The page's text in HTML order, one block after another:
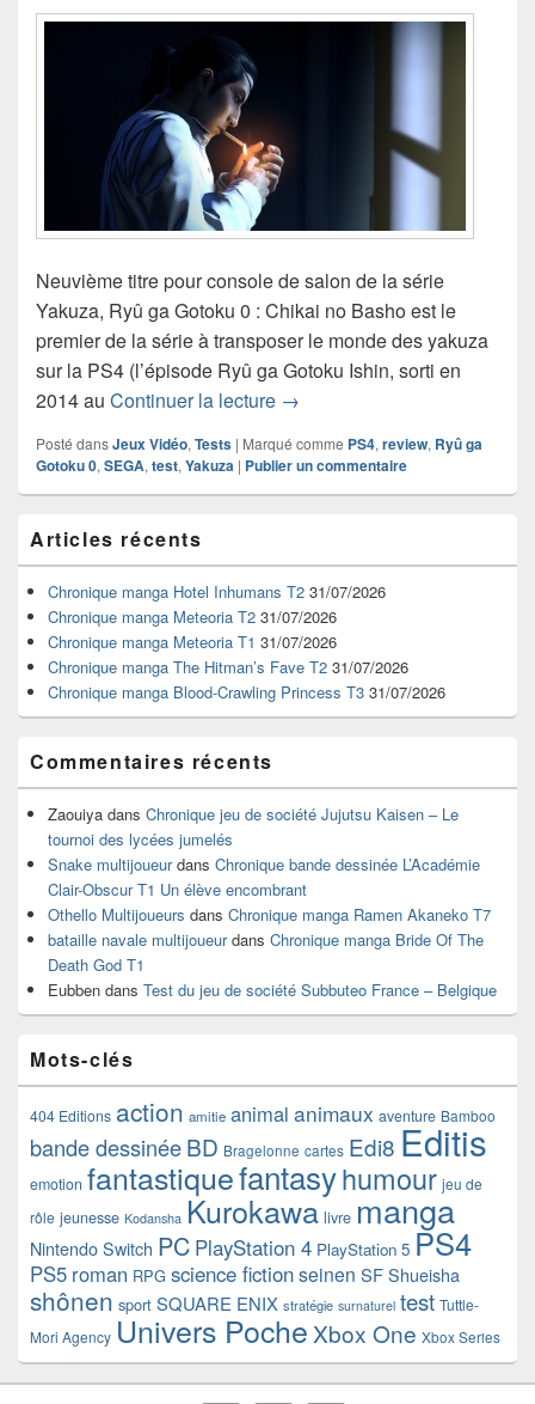
Neuvième titre pour console de salon de la série
Yakuza, Ryû ga Gotoku 0 : Chikai no Basho est le
premier de la série à transposer le monde des yakuza
sur la PS4 (l’épisode Ryû ga Gotoku Ishin, sorti en
2014 au Continuer la lecture Test de Yakuza 0 / Ryû ga
→
Posté dansJeux Vidéo, Tests | Marqué comme PS4, review, Ryû ga
Gotoku 0, SEGA, test, Yakuza | Publier un commentaire
principale
de
widget
pour
barre
latérale
Articles récents
Chronique manga Hotel Inhumans T2 31/07/2026
Chronique manga Meteoria T2 31/07/2026
Chronique manga Meteoria T1 31/07/2026
Chronique manga The Hitman’s Fave T2 31/07/2026
Chronique manga Blood-Crawling Princess T3 31/07/2026
Commentaires récents
Zaouiya dans Chronique jeu de société Jujutsu Kaisen – Le
tournoi des lycées jumelés
Snake multijoueurdans Chronique bande dessinée L’Académie
Clair-Obscur T1 Un élève encombrant
Othello Multijoueurs dans Chronique manga Ramen Akaneko T7
bataille navale multijoueurdans Chronique manga Bride Of The
Death God T1
Eubben dans Test du jeu de société Subbuteo France – Belgique
Mots-clés
404 Editions action amitie animal animaux aventure Bamboo
bande dessinéeBD Bragelonne cartes Edi8 Editis
emotion fantastiquefantasyhumour jeu de
rôle jeunesse Kodansha Kurokawa livre manga
Nintendo Switch PC PlayStation 4 PlayStation 5 PS4
PS5 roman RPG science fictionseinen SF Shueisha
shônen sport SQUARE ENIX stratégie surnaturel test Tuttle-
Mori Agency Univers Poche Xbox One Xbox Series